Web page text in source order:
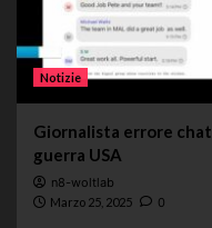
Notizie
Giornalista errore chat
guerra USA
n8-woltlab
Marzo 25, 2025 0